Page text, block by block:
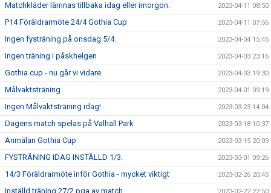
Matchkläder lämnas tillbaka idag eller imorgon. 2023-04-11 08:50
P14 Föräldrarmöte 24/4 Gothia Cup 2023-04-11 07:56
Ingen fysträning på onsdag 5/4. 2023-04-04 15:45
Ingen träning i påskhelgen 2023-04-03 23:16
Gothia cup - nu går vi vidare 2023-04-03 19:30
Målvaktsträning 2023-04-01 09:19
Ingen Målvaktsträning idag! 2023-03-23 14:04
Dagens match spelas på Valhall Park 2023-03-18 10:37
Anmälan Gothia Cup 2023-03-15 20:09
FYSTRÄNING IDAG INSTÄLLD 1/3. 2023-03-01 09:26
14/3 Föräldrarmöte inför Gothia - mycket viktigt 2023-02-26 20:45
Inställd träning 27/2 pga av match